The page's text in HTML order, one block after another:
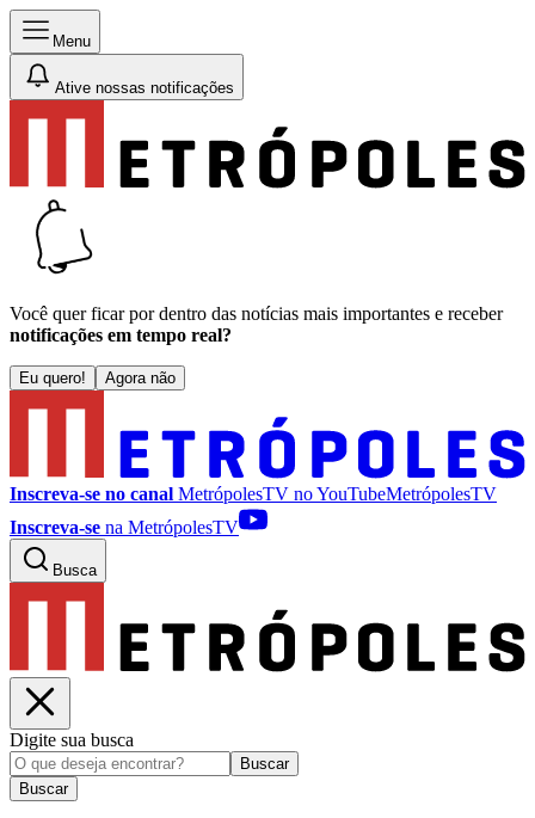
Menu
Ative nossas notificações
Você quer ficar por dentro das notícias mais importantes e receber
notificações em tempo real?
Eu quero! Agora não
Inscreva-se no canal MetrópolesTV noYouTubeMetrópolesTV
Inscreva-se na MetrópolesTV
Busca
Digite sua busca
Buscar
Buscar